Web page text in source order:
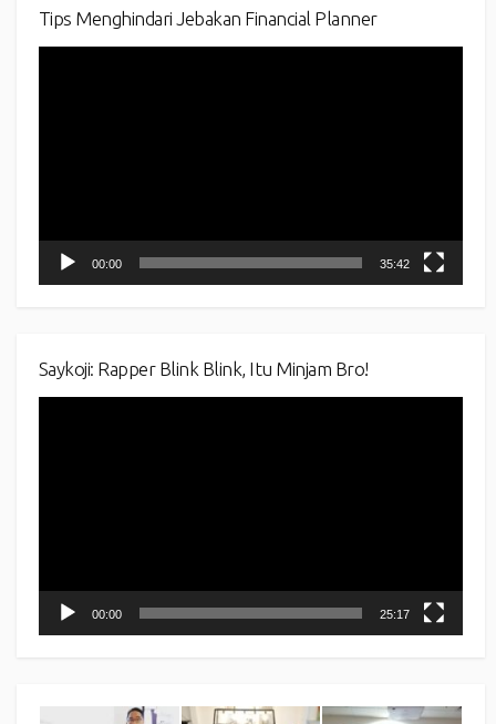
Tips Menghindari Jebakan Financial Planner
00:00 35:42
Saykoji: Rapper Blink Blink, Itu Minjam Bro!
00:00 25:17